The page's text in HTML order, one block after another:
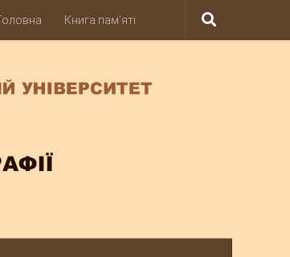
Книга пам’яті